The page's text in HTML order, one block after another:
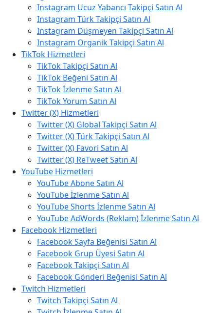
Instagram Ucuz Yabancı Takipçi Satın Al
Instagram Türk Takipçi Satın Al
Instagram Düşmeyen Takipçi Satın Al
Instagram Organik Takipçi Satın Al
TikTok Hizmetleri
TikTok Takipçi Satın Al
TikTok Beğeni Satın Al
TikTok İzlenme Satın Al
TikTok Yorum Satın Al
Twitter (X) Hizmetleri
Twitter (X) Global Takipçi Satın Al
Twitter (X) Türk Takipçi Satın Al
Twitter (X) Favori Satın Al
Twitter (X) ReTweet Satın Al
YouTube Hizmetleri
YouTube Abone Satın Al
YouTube İzlenme Satın Al
YouTube Shorts İzlenme Satın Al
YouTube AdWords (Reklam) İzlenme Satın Al
Facebook Hizmetleri
Facebook Sayfa Beğenisi Satın Al
Facebook Grup Üyesi Satın Al
Facebook Takipçi Satın Al
Facebook Gönderi Beğenisi Satın Al
Twitch Hizmetleri
Twitch Takipçi Satın Al